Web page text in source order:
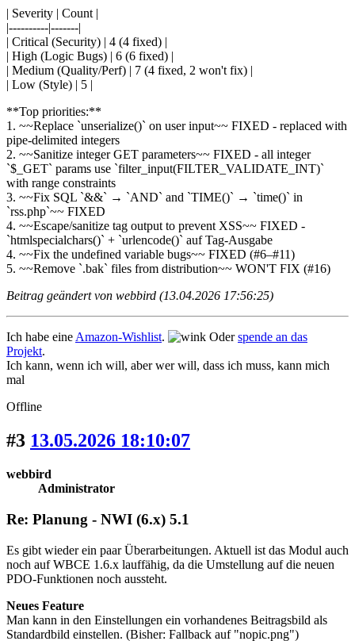
| Severity | Count |
|----------|-------|
| Critical (Security) | 4 (4 fixed) |
| High (Logic Bugs) | 6 (6 fixed) |
| Medium (Quality/Perf) | 7 (4 fixed, 2 won't fix) |
| Low (Style) | 5 |
**Top priorities:**
1. ~~Replace `unserialize()` on user input~~ FIXED - replaced with
pipe-delimited integers
2. ~~Sanitize integer GET parameters~~ FIXED - all integer
`$_GET` params use `filter_input(FILTER_VALIDATE_INT)`
with range constraints
3. ~~Fix SQL `&&` → `AND` and `TIME()` → `time()` in
`rss.php`~~ FIXED
4. ~~Escape/sanitize tag output to prevent XSS~~ FIXED -
`htmlspecialchars()` + `urlencode()` auf Tag-Ausgabe
4. ~~Fix the undefined variable bugs~~ FIXED (#6–#11)
5. ~~Remove `.bak` files from distribution~~ WON'T FIX (#16)
Beitrag geändert von webbird (13.04.2026 17:56:25)
Ich habe eine Amazon-Wishlist. Oderspende an das
Projekt.
Ich kann, wenn ich will, aber wer will, dass ich muss, kann mich
mal
Offline
#3 13.05.2026 18:10:07
webbird
Administrator
Re: Planung - NWI (6.x) 5.1
Es gibt wieder ein paar Überarbeitungen. Aktuell ist das Modul auch
noch auf WBCE 1.6.x lauffähig, da die Umstellung auf die neuen
PDO-Funktionen noch aussteht.
Neues Feature
Man kann in den Einstellungen ein vorhandenes Beitragsbild als
Standardbild einstellen. (Bisher: Fallback auf "nopic.png")